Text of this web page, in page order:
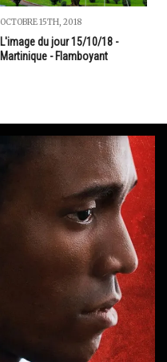
OCTOBRE 15TH, 2018
L'image du jour 15/10/18 -
Martinique - Flamboyant